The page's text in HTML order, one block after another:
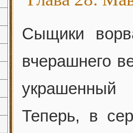
Сыщики
вчерашнего
украшенный
Теперь, в